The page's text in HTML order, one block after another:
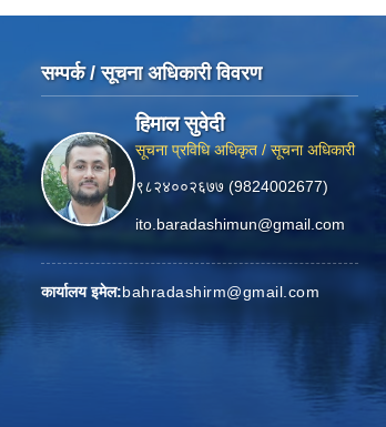
सम्पर्क / सूचना अधिकारी विवरण
हिमाल सुवेदी
सूचना प्रविधि अधिकृत / सूचना अधिकारी
९८२४००२६७७ (9824002677)
ito.baradashimun@gmail.com
कार्यालय इमेल:bahradashirm@gmail.com